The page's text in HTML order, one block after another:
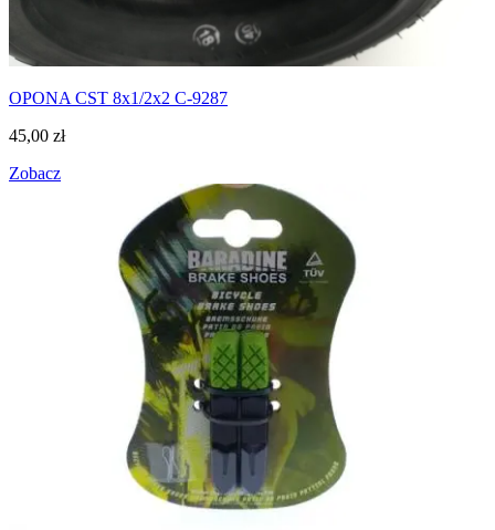
OPONA CST 8x1/2x2 C-9287
45,00 zł
Zobacz